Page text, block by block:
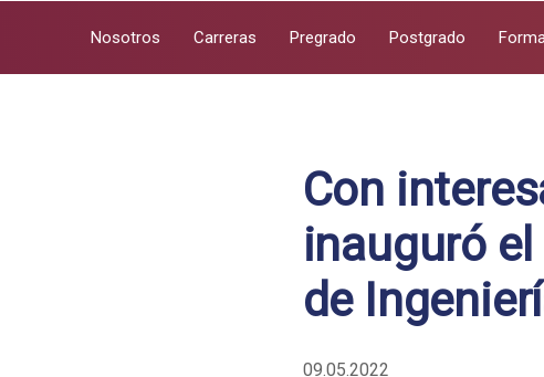
content
Nosotros Carreras Pregrado Postgrado
Con
inauguró
de
09.05.2022
navigation